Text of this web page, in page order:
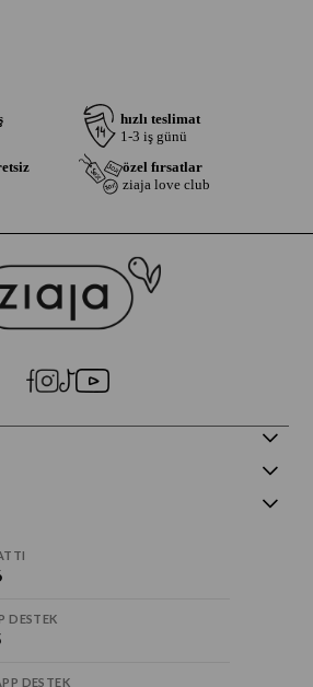
hızlı teslimat
1-3 iş günü
özel fırsatlar
ziaja love club
DESTEK
DESTEK